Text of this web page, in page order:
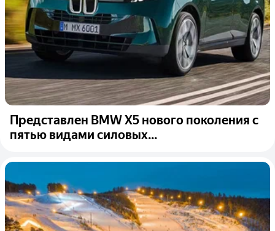
Представлен BMW X5 нового поколения с
пятью видами силовых...